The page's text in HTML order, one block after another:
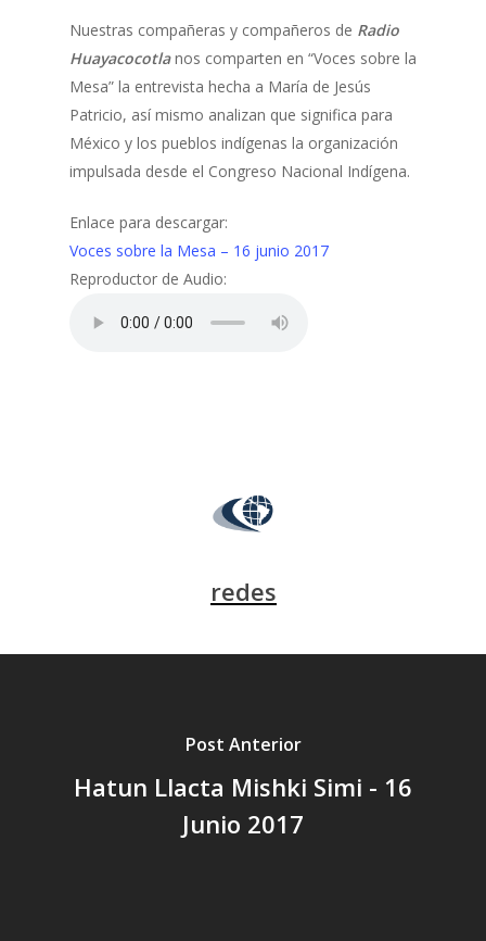
Nuestras compañeras y compañeros de Radio
Huayacocotlanos comparten en “Voces sobre la
Mesa” la entrevista hecha a María de Jesús
Patricio, así mismo analizan que significa para
México y los pueblos indígenas la organización
impulsada desde el Congreso Nacional Indígena.
Enlace para descargar:
Voces sobre la Mesa – 16 junio 2017
Reproductor de Audio:
redes
Post Anterior
Hatun Llacta Mishki Simi - 16
Junio 2017